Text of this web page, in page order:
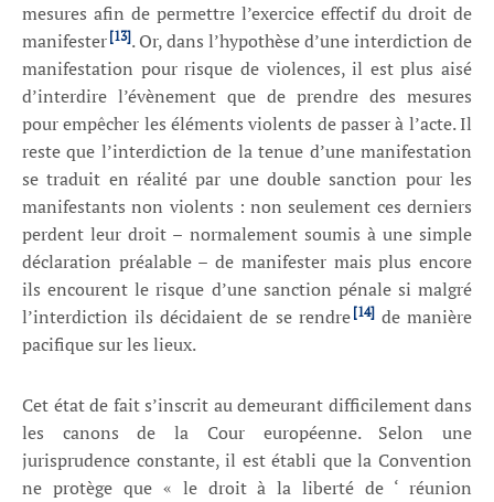
mesures afin de permettre l’exercice effectif du droit de
manifester [13]. Or, dans l’hypothèse d’une interdiction de
manifestation pour risque de violences, il est plus aisé
d’interdire l’évènement que de prendre des mesures
pour empêcher les éléments violents de passer à l’acte. Il
reste que l’interdiction de la tenue d’une manifestation
se traduit en réalité par une double sanction pour les
manifestants non violents : non seulement ces derniers
perdent leur droit – normalement soumis à une simple
déclaration préalable – de manifester mais plus encore
ils encourent le risque d’une sanction pénale si malgré
l’interdiction ils décidaient de se rendre [14]de manière
pacifique sur les lieux.
Cet état de fait s’inscrit au demeurant difficilement dans
les canons de la Cour européenne. Selon une
jurisprudence constante, il est établi que la Convention
ne protège que « le droit à la liberté de ‘ réunion